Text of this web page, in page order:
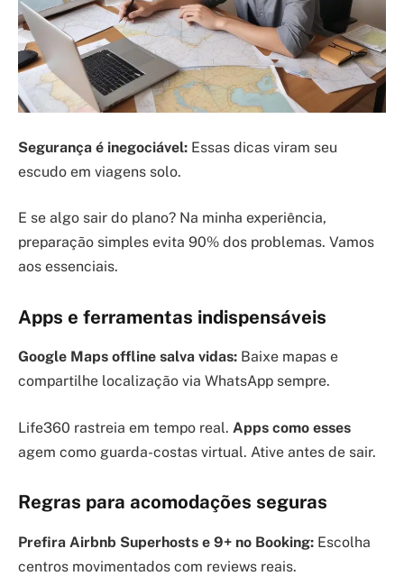
Segurança é inegociável: Essas dicas viram seu
escudo em viagens solo.
E se algo sair do plano? Na minha experiência,
preparação simples evita 90% dos problemas. Vamos
aos essenciais.
Apps e ferramentas indispensáveis
Google Maps offline salva vidas: Baixe mapas e
compartilhe localização via WhatsApp sempre.
Life360 rastreia em tempo real. Apps como esses
agem como guarda-costas virtual. Ative antes de sair.
Regras para acomodações seguras
Prefira Airbnb Superhosts e 9+ no Booking: Escolha
centros movimentados com reviews reais.